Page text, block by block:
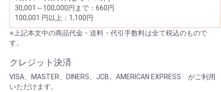
30,001～100,000円まで：660円
100,001 円以上：1,100円
※上記本文中の商品代金・送料・代引手数料は全て税込のもので
す。
クレジット決済
VISA、MASTER、DINERS、JCB、AMERICAN EXPRESS がご利用
いただけます。